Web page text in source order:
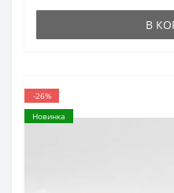
В
-26%
Новинка